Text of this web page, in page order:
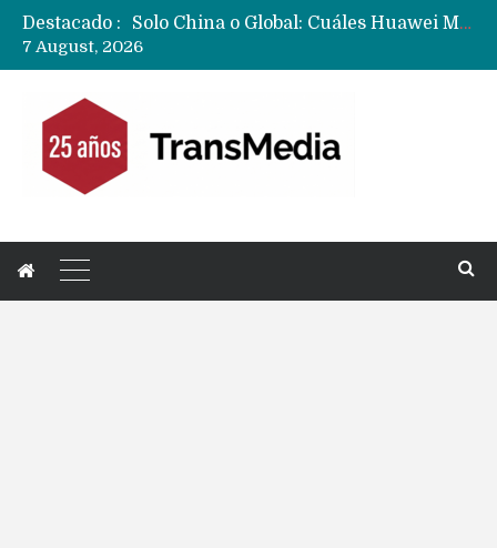
Destacado :
Data Centers de Huawei en Chile, México, Brasil,Perú y Argentina podrían verse afectados por arremetida de EE.UU
7 August, 2026